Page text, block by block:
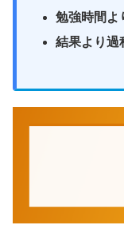
勉強時間よ
結果より過